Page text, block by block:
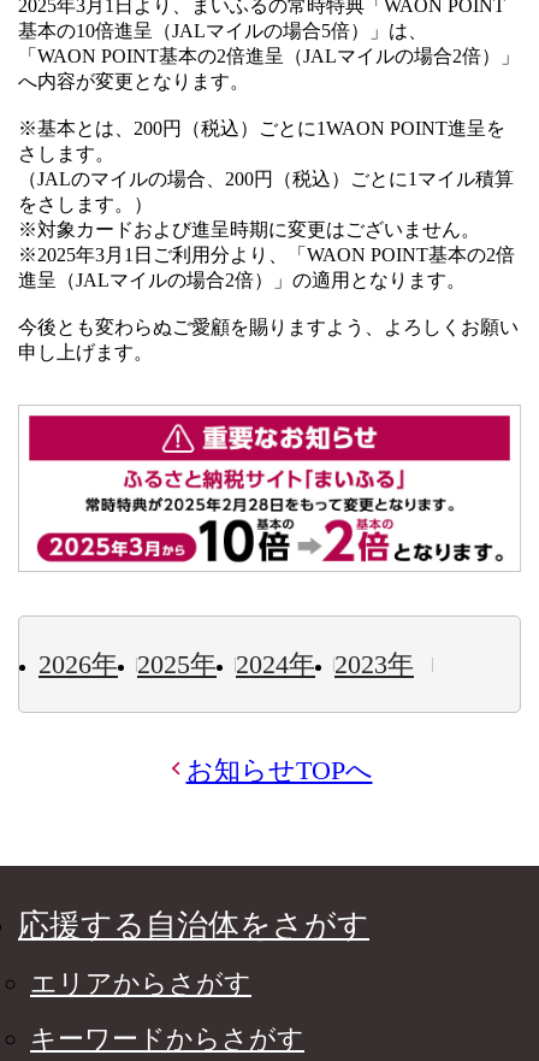
2025年3月1日より、まいふるの常時特典「WAON POINT
基本の10倍進呈（JALマイルの場合5倍）」は、
「WAON POINT基本の2倍進呈（JALマイルの場合2倍）」
へ内容が変更となります。
※基本とは、200円（税込）ごとに1WAON POINT進呈を
さします。
（JALのマイルの場合、200円（税込）ごとに1マイル積算
をさします。）
※対象カードおよび進呈時期に変更はございません。
※2025年3月1日ご利用分より、「WAON POINT基本の2倍
進呈（JALマイルの場合2倍）」の適用となります。
今後とも変わらぬご愛顧を賜りますよう、よろしくお願い
申し上げます。
2026年 2025年 2024年 2023年
お知らせTOPへ
応援する自治体をさがす
エリアからさがす
キーワードからさがす